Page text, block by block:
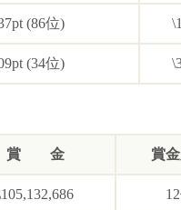
コース(千葉県) /
2 R
(86位)
(34位)
賞 金 賞